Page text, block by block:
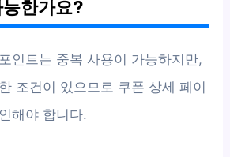
한가요?
인트는 중복 사용이 가능하지만,
조건이 있으므로 쿠폰 상세 페이
해야 합니다.